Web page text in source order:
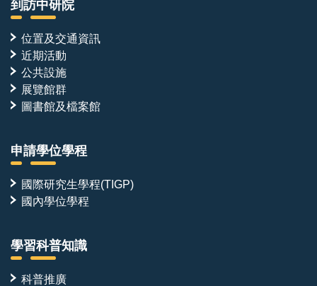
到訪中研院
位置及交通資訊
近期活動
公共設施
展覽館群
圖書館及檔案館
申請學位學程
國際研究生學程(TIGP)
國內學位學程
學習科普知識
科普推廣